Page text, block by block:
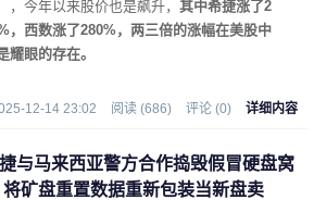
，今年以来股价也是飙升， 其中希捷涨了2
，西数涨了280%，两三倍的涨幅在美股中
耀眼的存在。
12-14 23:02 阅读 (686) 评论 (0) 详细内容
与马来西亚警方合作捣毁假冒硬盘窝
将矿盘重置数据重新包装当新盘卖